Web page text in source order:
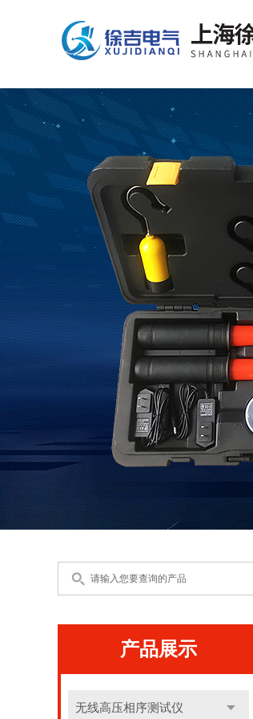
产品展示
无线高压相序测试仪